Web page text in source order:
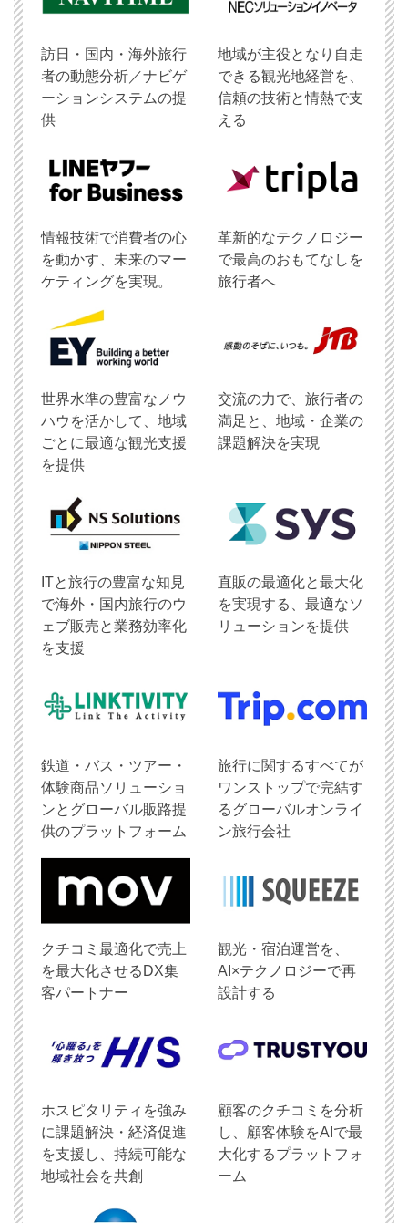
訪日・国内・海外旅行
者の動態分析／ナビゲ
ーションシステムの提
供
地域が主役となり自走
できる観光地経営を、
信頼の技術と情熱で支
える
情報技術で消費者の心
を動かす、未来のマー
ケティングを実現。
革新的なテクノロジー
で最高のおもてなしを
旅行者へ
世界水準の豊富なノウ
ハウを活かして、地域
ごとに最適な観光支援
を提供
交流の力で、旅行者の
満足と、地域・企業の
課題解決を実現
ITと旅行の豊富な知見
で海外・国内旅行のウ
ェブ販売と業務効率化
を支援
直販の最適化と最大化
を実現する、最適なソ
リューションを提供
鉄道・バス・ツアー・
体験商品ソリューショ
ンとグローバル販路提
供のプラットフォーム
旅行に関するすべてが
ワンストップで完結す
るグローバルオンライ
ン旅行会社
クチコミ最適化で売上
を最大化させるDX集
客パートナー
観光・宿泊運営を、
AI×テクノロジーで再
設計する
ホスピタリティを強み
に課題解決・経済促進
を支援し、持続可能な
地域社会を共創
顧客のクチコミを分析
し、顧客体験をAIで最
大化するプラットフォ
ーム